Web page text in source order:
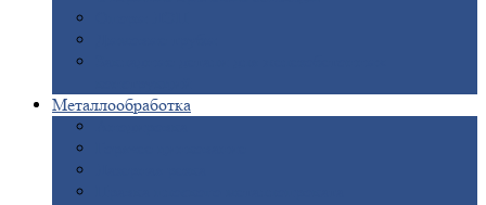
Металлообработка